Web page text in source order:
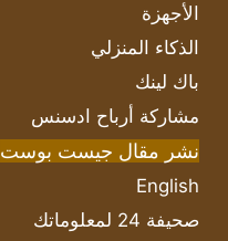
الأجهزة
الذكاء المنزلي
باك لينك
مشاركة أرباح ادسنس
نشر مقال جيست بوست
English
صحيفة 24 لمعلوماتك